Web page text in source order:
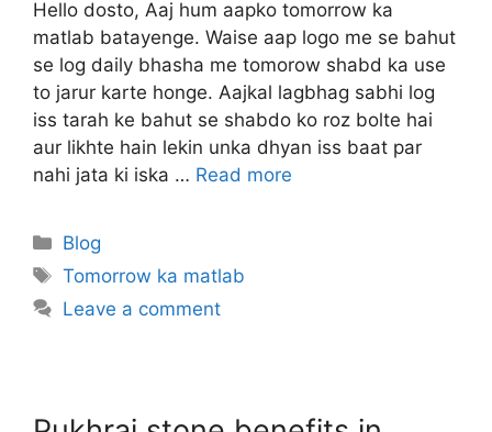
Hello dosto, Aaj hum aapko tomorrow ka
matlab batayenge. Waise aap logo me se bahut
se log daily bhasha me tomorow shabd ka use
to jarur karte honge. Aajkal lagbhag sabhi log
iss tarah ke bahut se shabdo ko roz bolte hai
aur likhte hain lekin unka dhyan iss baat par
nahi jata ki iska … Read more
Categories
Blog
Tags
Tomorrow ka matlab
Leave a comment